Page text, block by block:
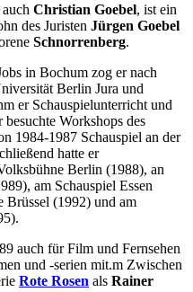
Christian Goebel, ist ein
des Juristen Jürgen Goebel
Schnorrenberg.
in Bochum zog er nach
Berlin Jura und
er Schauspielunterricht und
Workshops des
1984-1987 Schauspiel an der
hatte er
Berlin (1988), an
am Schauspiel Essen
Brüssel (1992) und am
auch für Film und Fernsehen
und -serien mit.m Zwischen
Rote Rosen als Rainer